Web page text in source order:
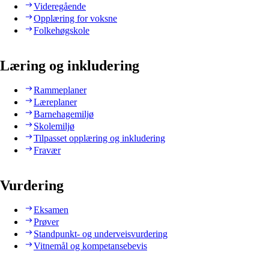
Videregående
Opplæring for voksne
Folkehøgskole
Læring og inkludering
Rammeplaner
Læreplaner
Barnehagemiljø
Skolemiljø
Tilpasset opplæring og inkludering
Fravær
Vurdering
Eksamen
Prøver
Standpunkt- og underveisvurdering
Vitnemål og kompetansebevis